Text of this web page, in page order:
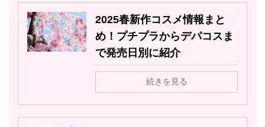
2025春新作コスメ情報まと
め！プチプラからデパコスま
で発売日別に紹介
続きを見る